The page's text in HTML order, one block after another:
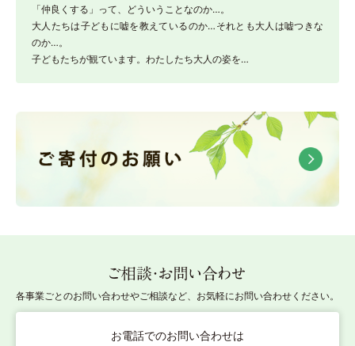
「仲良くする」って、どういうことなのか…。
大人たちは子どもに嘘を教えているのか…それとも大人は嘘つきな
のか…。
子どもたちが観ています。わたしたち大人の姿を…
ご相談・お問い合わせ
各事業ごとのお問い合わせやご相談など、お気軽にお問い合わせください。
お電話でのお問い合わせは